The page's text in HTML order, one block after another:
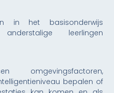
in het basisonderwijs
leerlingen
omgevingsfactoren,
bepalen of